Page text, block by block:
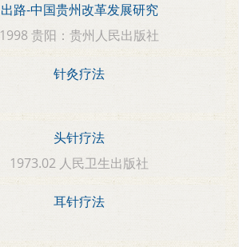
出路-中国贵州改革发展研究
1998 贵阳：贵州人民出版社
针灸疗法
头针疗法
1973.02 人民卫生出版社
耳针疗法